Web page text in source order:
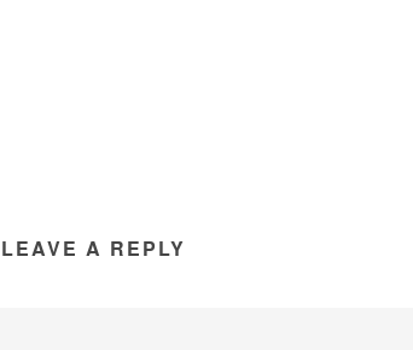
LEAVE A REPLY